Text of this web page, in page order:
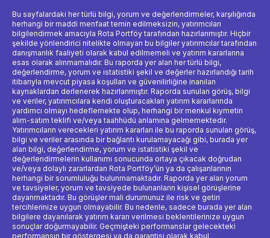
Bu sayfalardaki her türlü bilgi, yorum ve değerlendirmeler, karşılığında
herhangi bir maddi menfaat temin edilmeksizin, yatırımcıları
bilgilendirmek amacıyla Rota Portföy tarafından hazırlanmıştır. Hiçbir
şekilde yönlendirici nitelikte olmayan bu bilgiler yatırımcılar tarafından
danışmanlık faaliyeti olarak kabul edilmemeli ve yatırım kararlarına
esas olarak alınmamalıdır. Bu raporda yer alan her türlü bilgi,
değerlendirme, yorum ve istatistiki şekil ve değerler hazırlandığı tarih
itibarıyla mevcut piyasa koşulları ve güvenilirliğine inanılan
kaynaklardan derlenerek hazırlanmıştır. Raporda sunulan görüş, bilgi
ve veriler, yatırımcılara kendi oluşturacakları yatırım kararlarında
yardımcı olmayı hedeflemekte olup, herhangi bir menkul kıymetin
alım-satım teklifi ve/veya taahhüdü anlamına gelmemektedir.
Yatırımcıların verecekleri yatırım kararları ile bu raporda sunulan görüş,
bilgi ve veriler arasında bir bağlantı kurulamayacağı gibi, burada yer
alan bilgi, değerlendirme, yorum ve istatistiki şekil ve
değerlendirmelerin kullanımı sonucunda ortaya çıkacak doğrudan
ve/veya dolaylı zararlardan Rota Portföy’ün ya da çalışanlarının
herhangi bir sorumluluğu bulunmamaktadır. Raporda yer alan yorum
ve tavsiyeler, yorum ve tavsiyede bulunanların kişisel görüşlerine
dayanmaktadır. Bu görüşler mali durumunuz ile risk ve getiri
tercihlerinize uygun olmayabilir. Bu nedenle, sadece burada yer alan
bilgilere dayanılarak yatırım kararı verilmesi beklentilerinize uygun
sonuçlar doğurmayabilir. Geçmişteki performanslar gelecekteki
performansın bir göstergesi ya da garantisi olarak kabul